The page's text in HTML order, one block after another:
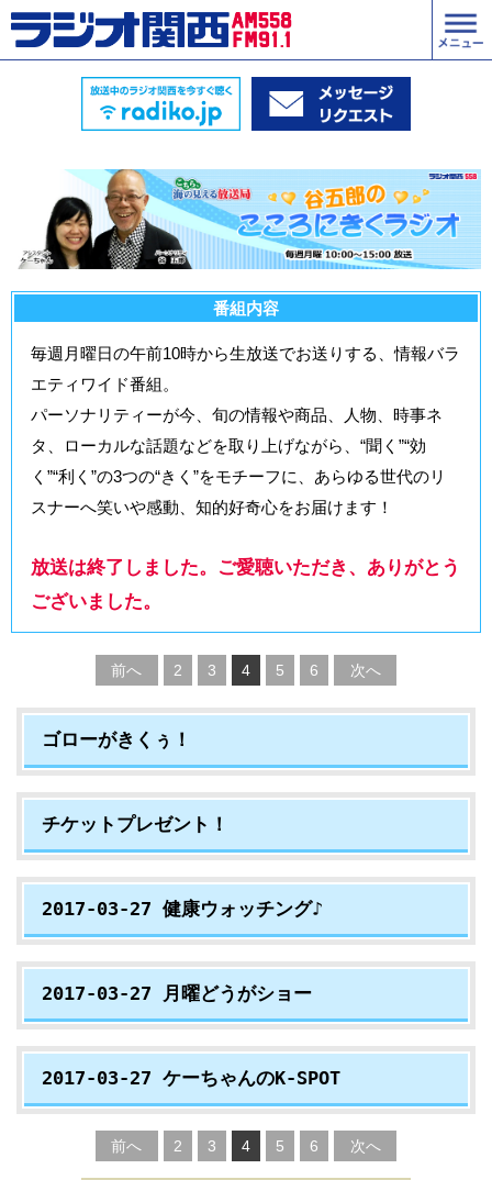
番組内容
毎週月曜日の午前10時から生放送でお送りする、情報バラ
エティワイド番組。
パーソナリティーが今、旬の情報や商品、人物、時事ネ
タ、ローカルな話題などを取り上げながら、“聞く”“効
く”“利く”の3つの“きく”をモチーフに、あらゆる世代のリ
スナーへ笑いや感動、知的好奇心をお届けます！
放送は終了しました。ご愛聴いただき、ありがとう
ございました。
前へ 2 3 4 5 6 次へ
ゴローがきくぅ！
チケットプレゼント！
2017-03-27 健康ウォッチング♪
2017-03-27 月曜どうがショー
2017-03-27 ケーちゃんのK-SPOT
前へ 2 3 4 5 6 次へ